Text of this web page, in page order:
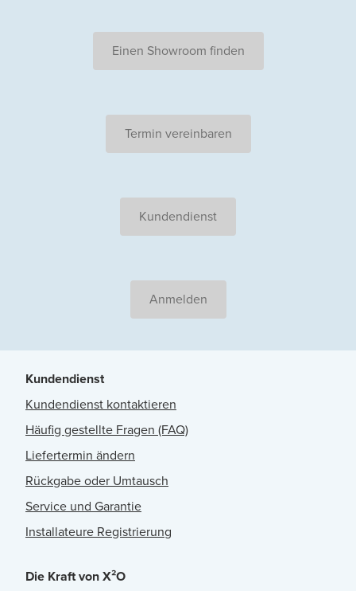
Einen Showroom finden
Termin vereinbaren
Kundendienst
Anmelden
Kundendienst
Kundendienst kontaktieren
Häufig gestellte Fragen (FAQ)
Liefertermin ändern
Rückgabe oder Umtausch
Service und Garantie
Installateure Registrierung
Die Kraft von X²O